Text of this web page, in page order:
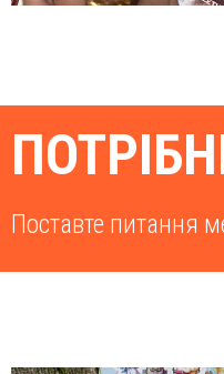
Поставте питання